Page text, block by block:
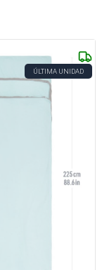
ÚLTIMA UNIDAD